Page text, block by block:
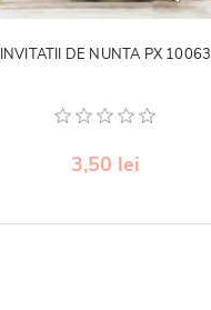
INVITATII DE NUNTA PX 10063
3,50 lei